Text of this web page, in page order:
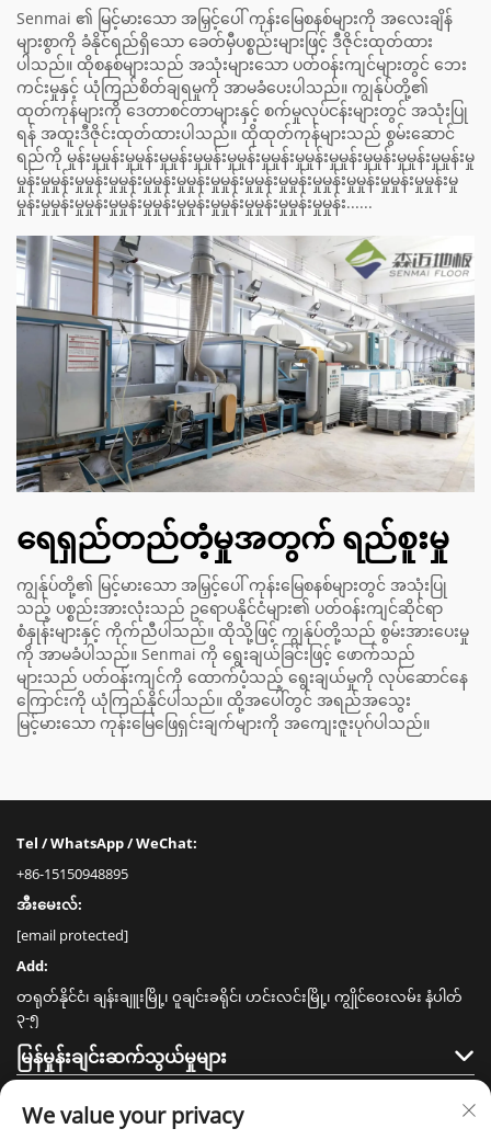
Senmai ၏ မြင့်မားသော အမြှင့်ပေါ် ကုန်းမြေစနစ်များကို အလေးချိန်
များစွာကို ခံနိုင်ရည်ရှိသော ခေတ်မှီပစ္စည်းများဖြင့် ဒီဇိုင်းထုတ်ထား
ပါသည်။ ထိုစနစ်များသည် အသုံးများသော ပတ်ဝန်းကျင်များတွင် ဘေး
ကင်းမှုနှင့် ယုံကြည်စိတ်ချရမှုကို အာမခံပေးပါသည်။ ကျွန်ုပ်တို့၏
ထုတ်ကုန်များကို ဒေတာစင်တာများနှင့် စက်မှုလုပ်ငန်းများတွင် အသုံးပြု
ရန် အထူးဒီဇိုင်းထုတ်ထားပါသည်။ ထိုထုတ်ကုန်များသည် စွမ်းဆောင်
ရည်ကို မှုန်းမှုမှုန်းမှုမှုန်းမှုမှုန်းမှုမှုန်းမှုမှုန်းမှုမှုန်းမှုမှုန်းမှုမှုန်းမှုမှုန်းမှုမှုန်းမှုမှုန်းမှု
မှုန်းမှုမှုန်းမှုမှုန်းမှုမှုန်းမှုမှုန်းမှုမှုန်းမှုမှုန်းမှုမှုန်းမှုမှုန်းမှုမှုန်းမှုမှုန်းမှုမှုန်းမှုမှုန်းမှု
မှုန်းမှုမှုန်းမှုမှုန်းမှုမှုန်းမှုမှုန်းမှုမှုန်းမှုမှုန်းမှုမှုန်းမှုမှုန်းမှုမှုန်း......
ရေရှည်တည်တံ့မှုအတွက် ရည်စူးမှု
ကျွန်ုပ်တို့၏ မြင့်မားသော အမြှင့်ပေါ် ကုန်းမြေစနစ်များတွင် အသုံးပြု
သည့် ပစ္စည်းအားလုံးသည် ဥရောပနိုင်ငံများ၏ ပတ်ဝန်းကျင်ဆိုင်ရာ
စံနှုန်းများနှင့် ကိုက်ညီပါသည်။ ထိုသို့ဖြင့် ကျွန်ုပ်တို့သည် စွမ်းအားပေးမှု
ကို အာမခံပါသည်။ Senmai ကို ရွေးချယ်ခြင်းဖြင့် ဖောက်သည်
များသည် ပတ်ဝန်းကျင်ကို ထောက်ပံ့သည့် ရွေးချယ်မှုကို လုပ်ဆောင်နေ
ကြောင်းကို ယုံကြည်နိုင်ပါသည်။ ထို့အပေါ်တွင် အရည်အသွေး
မြင့်မားသော ကုန်းမြေဖြေရှင်းချက်များကို အကျေးဇူးပုဂ်ပါသည်။
Tel / WhatsApp / WeChat:
+86-15150948895
အီးမေးလ်:
[email protected]
Add:
တရုတ်နိုင်ငံ၊ ချန်းချူးမြို့၊ ဝူချင်းခရိုင်၊ ဟင်းလင်းမြို့၊ ကျွိုင်ဝေးလမ်း နံပါတ်
၃-၅
မြန်မှုန်းချင်းဆက်သွယ်မှုများ
ထုတ်ကုန်များ
We value your privacy